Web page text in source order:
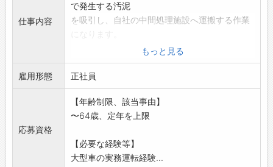
仕事内容
で発生する汚泥
を吸引し、自社の中間処理施設へ運搬する作業
処理場で荷降ろし後は、トラックの洗浄をお願
いします。
建設汚泥または無機汚泥のみ取り扱い。建設汚
泥は自社処理をして
再生土壌として、再資源化しています。
バキューム作業の無い日は、構内でプラント作
または市内事業所のリサイクルプラントでの補
助作業もお願いしま
もっと見る
雇用形態 正社員
応募資格
【年齢制限、該当事由】
〜64歳、定年を上限
【必要な経験等】
大型車の実務運転経験...